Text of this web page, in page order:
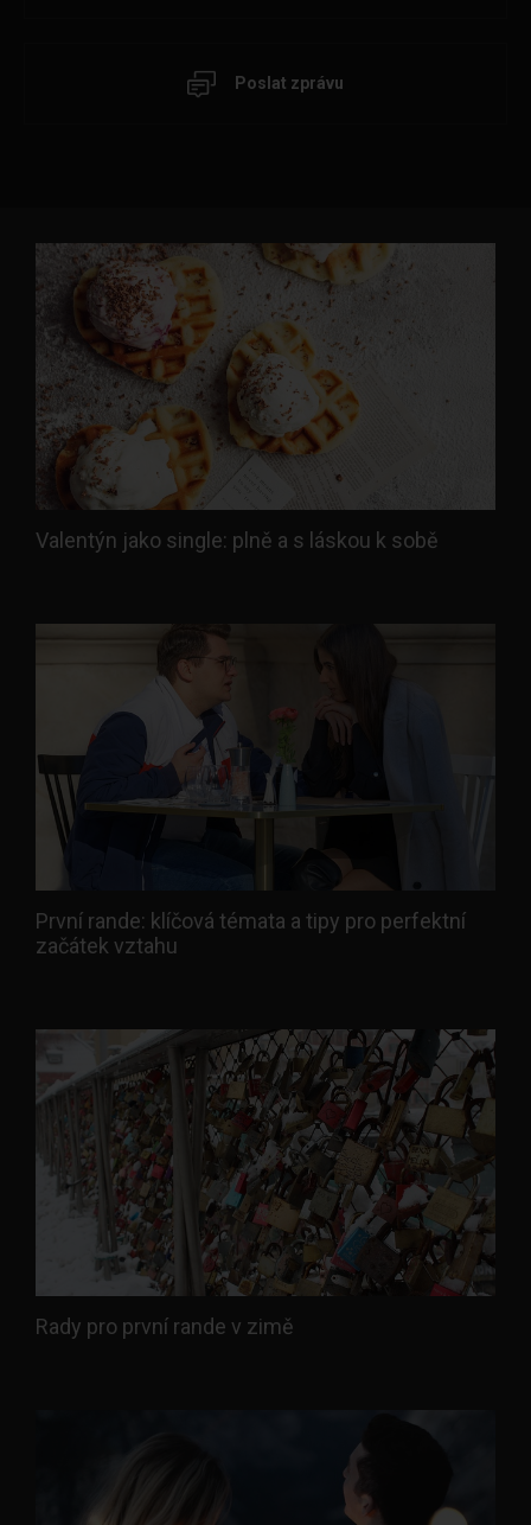
Poslat zprávu
Valentýn jako single: plně a s láskou k sobě
První rande: klíčová témata a tipy pro perfektní
začátek vztahu
Rady pro první rande v zimě